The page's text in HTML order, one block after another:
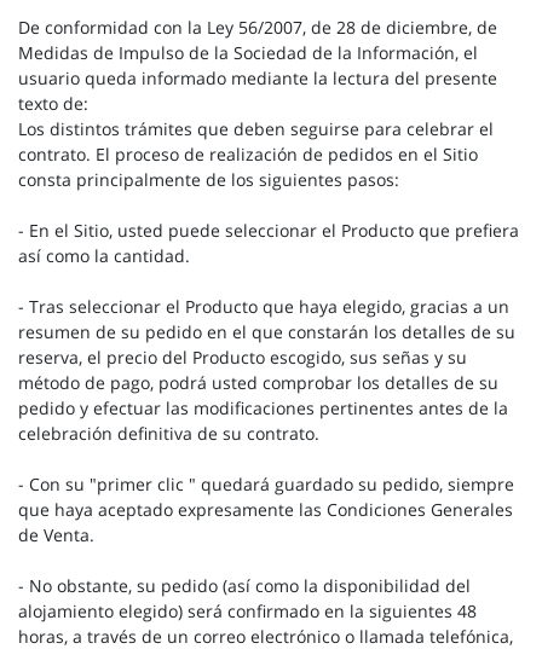
De conformidad con la Ley 56/2007, de 28 de diciembre, de
Medidas de Impulso de la Sociedad de la Información, el
usuario queda informado mediante la lectura del presente
texto de:
Los distintos trámites que deben seguirse para celebrar el
contrato. El proceso de realización de pedidos en el Sitio
consta principalmente de los siguientes pasos:
- En el Sitio, usted puede seleccionar el Producto que prefiera
así como la cantidad.
- Tras seleccionar el Producto que haya elegido, gracias a un
resumen de su pedido en el que constarán los detalles de su
reserva, el precio del Producto escogido, sus señas y su
método de pago, podrá usted comprobar los detalles de su
pedido y efectuar las modificaciones pertinentes antes de la
celebración definitiva de su contrato.
- Con su "primer clic " quedará guardado su pedido, siempre
que haya aceptado expresamente las Condiciones Generales
de Venta.
- No obstante, su pedido (así como la disponibilidad del
alojamiento elegido) será confirmado en la siguientes 48
horas, a través de un correo electrónico o llamada telefónica,